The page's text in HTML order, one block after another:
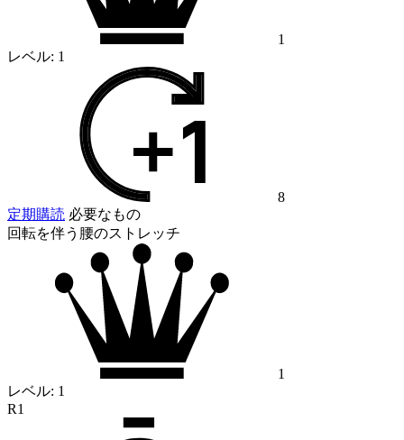
1
レベル: 1
8
定期購読 必要なもの
回転を伴う腰のストレッチ
1
レベル: 1
R1